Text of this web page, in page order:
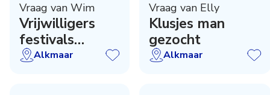
Vraag van Wim
Vrijwilligers
festivals
Cultuurpark de
Alkmaar
Vraag van Elly
Klusjes man
gezocht
Alkmaar